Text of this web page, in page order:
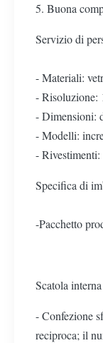
5. Buona
Servizio di
- Materiali:
- Risoluzione:
- Dimensioni:
- Modelli:
- Rivestimenti:
Specifica di
-Pacchetto
Scatola
- Confezione
reciproca; il